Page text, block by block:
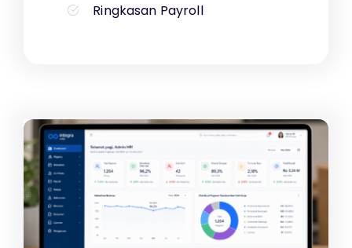
Ringkasan Payroll